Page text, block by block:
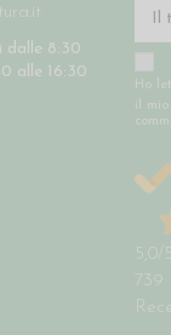
dalle 8:30
alle 16:30
Ho
il mio
5,0/5
739